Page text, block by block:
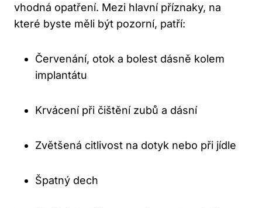
vhodná opatření. Mezi hlavní příznaky, na
které byste měli být pozorní, patří:
Červenání, otok a bolest dásně kolem
implantátu
Krvácení při čištění zubů a dásní
Zvětšená citlivost na dotyk nebo při jídle
Špatný dech